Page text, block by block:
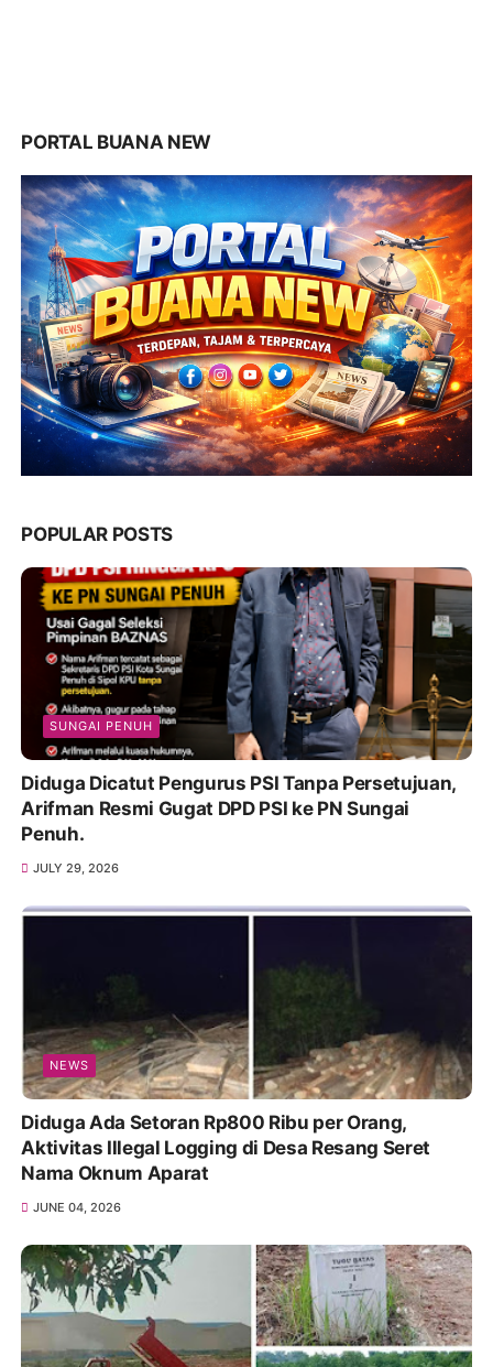
PORTAL BUANA NEW
POPULAR POSTS
SUNGAI PENUH
Diduga Dicatut Pengurus PSI Tanpa Persetujuan,
Arifman Resmi Gugat DPD PSI ke PN Sungai
Penuh.
JULY 29, 2026
NEWS
Diduga Ada Setoran Rp800 Ribu per Orang,
Aktivitas Illegal Logging di Desa Resang Seret
Nama Oknum Aparat
JUNE 04, 2026